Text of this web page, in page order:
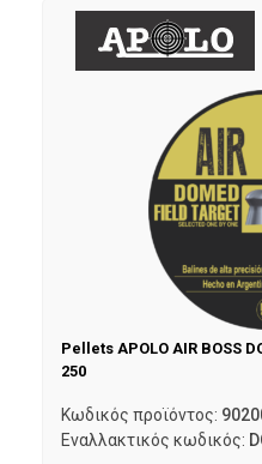
Pellets APOLO AIR BOSS
250
Κωδικός προϊόντος:
Εναλλακτικός κωδικός: